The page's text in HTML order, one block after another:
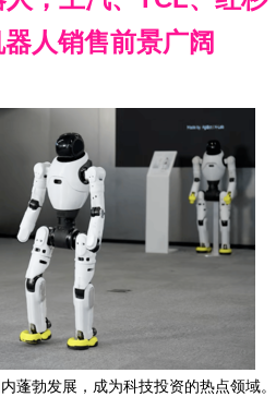
人销售前景广阔
蓬勃发展，成为科技投资的热点领域。